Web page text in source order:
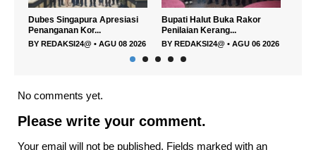
Bupati Halut Buka Rakor
Penilaian Kerang...
BYREDAKSI24@ •AGU 06 2026
Menko Pangan: KDKMP
Harus Jadi Motor Eko...
BYREDAKSI24@ •AGU 05 2026
No comments yet.
Please write your comment.
Your email will not be published. Fields marked with an